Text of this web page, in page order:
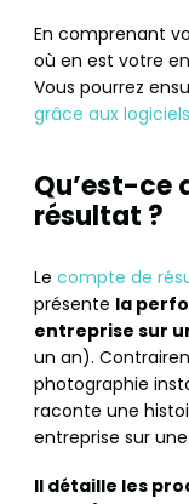
En comprenant
où en est votre
Vous pourrez
grâce aux
Qu’est-ce
résultat ?
Le compte de
présente la
entreprise sur
un an).
photographie
raconte une
entreprise sur
Il détaille les